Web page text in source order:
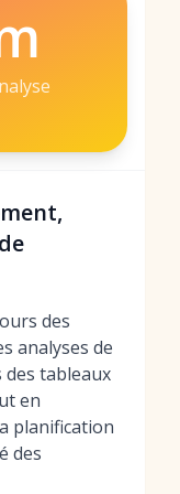
des
analyses de
tableaux
en
planification
des